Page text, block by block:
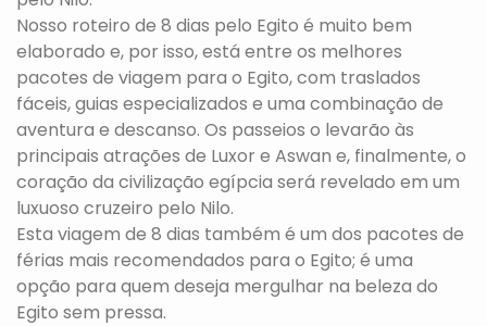
Nosso roteiro de 8 dias pelo Egito é muito bem
elaborado e, por isso, está entre os melhores
pacotes de viagem para o Egito, com traslados
fáceis, guias especializados e uma combinação de
aventura e descanso. Os passeios o levarão às
principais atrações de Luxor e Aswan e, finalmente, o
coração da civilização egípcia será revelado em um
luxuoso cruzeiro pelo Nilo.
Esta viagem de 8 dias também é um dos pacotes de
férias mais recomendados para o Egito; é uma
opção para quem deseja mergulhar na beleza do
Egito sem pressa.